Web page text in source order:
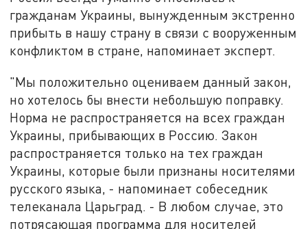
гражданам Украины, вынужденным экстренно
прибыть в нашу страну в связи с вооруженным
конфликтом в стране, напоминает эксперт.
"Мы положительно оцениваем данный закон,
но хотелось бы внести небольшую поправку.
Норма не распространяется на всех граждан
Украины, прибывающих в Россию. Закон
распространяется только на тех граждан
Украины, которые были признаны носителями
русского языка, - напоминает собеседник
телеканала Царьград. - В любом случае, это
потрясающая программа для носителей